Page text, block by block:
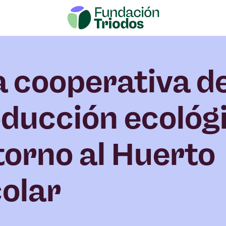
cooperativa
al Huerto